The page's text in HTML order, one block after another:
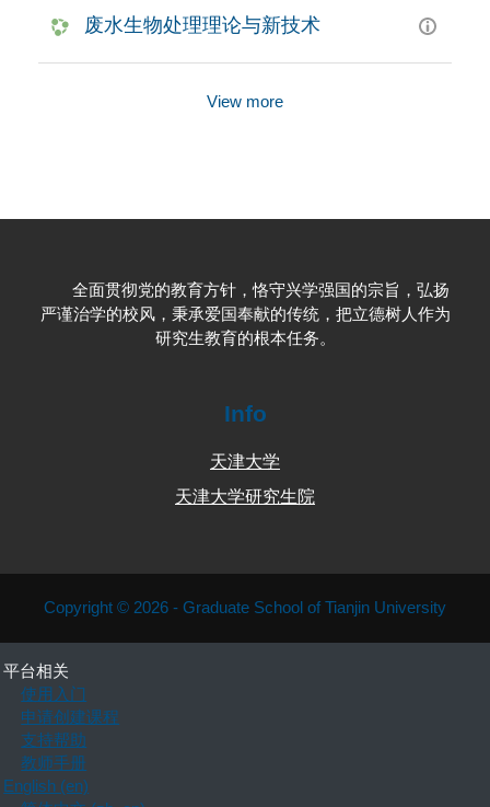
废水生物处理理论与新技术
View more
全面贯彻党的教育方针，恪守兴学强国的宗旨，弘扬
严谨治学的校风，秉承爱国奉献的传统，把立德树人作为
研究生教育的根本任务。
Info
天津大学
天津大学研究生院
Copyright © 2026 - Graduate School of Tianjin University
平台相关
使用入门
申请创建课程
支持帮助
教师手册
English ‎(en)‎